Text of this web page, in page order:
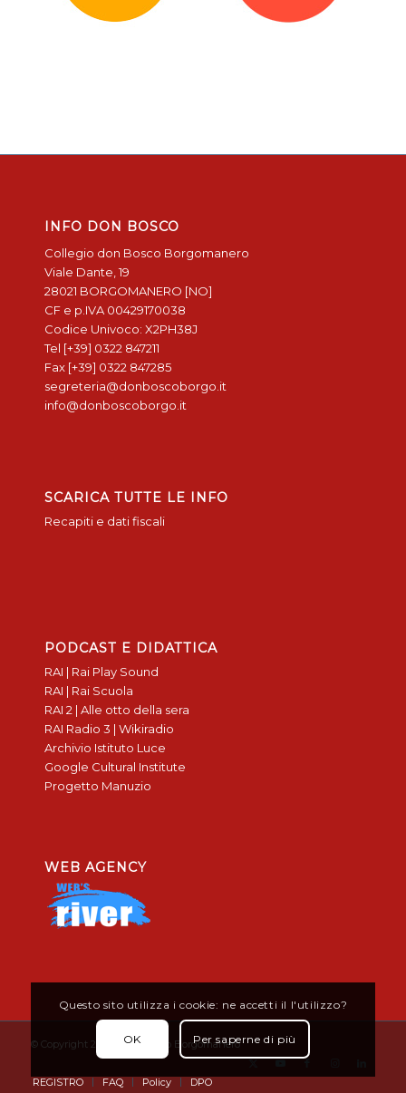
INFO DON BOSCO
Collegio don Bosco Borgomanero
Viale Dante, 19
28021 BORGOMANERO [NO]
CF e p.IVA 00429170038
Codice Univoco: X2PH38J
Tel [+39] 0322 847211
Fax [+39] 0322 847285
segreteria@donboscoborgo.it
info@donboscoborgo.it
SCARICA TUTTE LE INFO
Recapiti e dati fiscali
PODCAST E DIDATTICA
RAI | Rai Play Sound
RAI | Rai Scuola
RAI 2 | Alle otto della sera
RAI Radio 3 | Wikiradio
Archivio Istituto Luce
Google Cultural Institute
Progetto Manuzio
WEB AGENCY
© Copyright 2019 - Don Bosco Borgomanero
REGISTRO FAQ Policy DPO
Questo sito utilizza i cookie: ne accetti il l'utilizzo?
OK Per saperne di più